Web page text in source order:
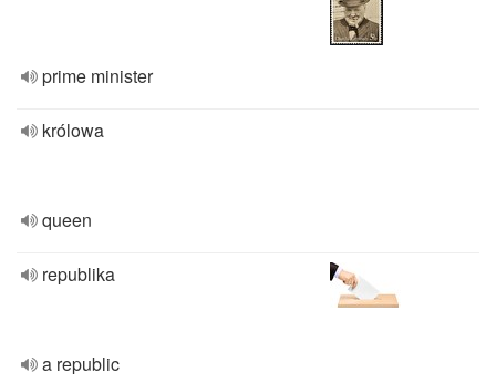
prime minister
królowa
queen
republika
a republic